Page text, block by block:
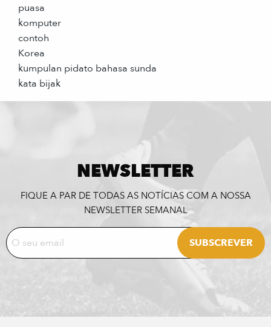
puasa
komputer
contoh
Korea
kumpulan pidato bahasa sunda
kata bijak
NEWSLETTER
FIQUE A PAR DE TODAS AS NOTÍCIAS COM A NOSSA
NEWSLETTER SEMANAL